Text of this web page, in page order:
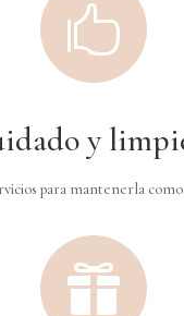

y
para mantenerla
